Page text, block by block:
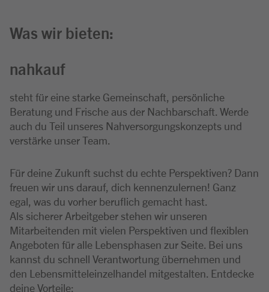
Was wir bieten:
nahkauf
steht für eine starke Gemeinschaft, persönliche
Beratung und Frische aus der Nachbarschaft. Werde
auch du Teil unseres Nahversorgungskonzepts und
verstärke unser Team.
Für deine Zukunft suchst du echte Perspektiven? Dann
freuen wir uns darauf, dich kennenzulernen! Ganz
egal, was du vorher beruflich gemacht hast.
Als sicherer Arbeitgeber stehen wir unseren
Mitarbeitenden mit vielen Perspektiven und flexiblen
Angeboten für alle Lebensphasen zur Seite. Bei uns
kannst du schnell Verantwortung übernehmen und
den Lebensmitteleinzelhandel mitgestalten. Entdecke
deine Vorteile: